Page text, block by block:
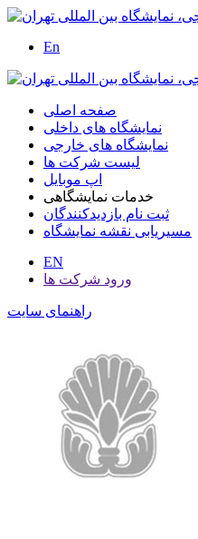
En
صفحه اصلی
نمایشگاه های داخلی
نمایشگاه های خارجی
لیست شرکت ها
اپ موبایل
خدمات نمایشگاهی
ثبت نام بازدیدکنندگان
مسیریابی نقشه نمایشگاه
EN
ورود شرکت ها
راهنمای سایت